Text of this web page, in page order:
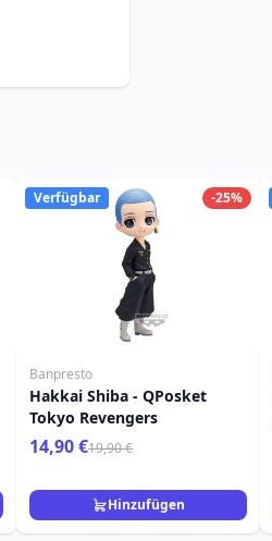
-25%
Verfügbar
Banpresto
Hakkai Shiba - QPosket
Tokyo Revengers
14,90 €19,90 €
Hinzufügen